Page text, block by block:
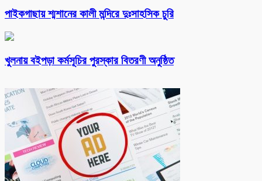
পাইকগাছায় শ্মশানের কালী মন্দিরে দুঃসাহসিক চুরি
খুলনায় বইপড়া কর্মসূচির পুরস্কার বিতরণী অনুষ্ঠিত